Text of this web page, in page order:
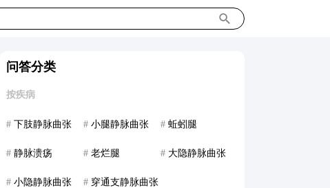
问答分类
按疾病
# 下肢静脉曲张 # 小腿静脉曲张 # 蚯蚓腿
# 静脉溃疡 # 老烂腿 # 大隐静脉曲张
# 小隐静脉曲张 # 穿通支静脉曲张